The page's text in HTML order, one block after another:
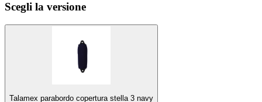
Scegli la versione
Talamex parabordo copertura stella 3 navy